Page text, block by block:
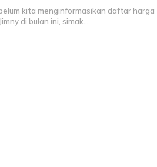
kita menginformasikan daftar harga
di bulan ini, simak…